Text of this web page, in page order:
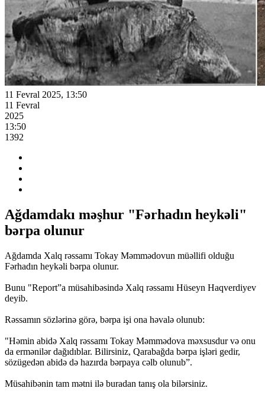
11 Fevral 2025, 13:50
11 Fevral
2025
13:50
1392
Ağdamdakı məşhur "Fərhadın heykəli"
bərpa olunur
Ağdamda Xalq rəssamı Tokay Məmmədovun müəllifi olduğu
Fərhadın heykəli bərpa olunur.
Bunu "Report”a müsahibəsində Xalq rəssamı Hüseyn Haqverdiyev
deyib.
Rəssamın sözlərinə görə, bərpa işi ona həvalə olunub:
"Həmin abidə Xalq rəssamı Tokay Məmmədova məxsusdur və onu
da ermənilər dağıdıblar. Bilirsiniz, Qarabağda bərpa işləri gedir,
sözügedən abidə də hazırda bərpaya cəlb olunub”.
Müsahibənin tam mətni ilə buradan tanış ola bilərsiniz.